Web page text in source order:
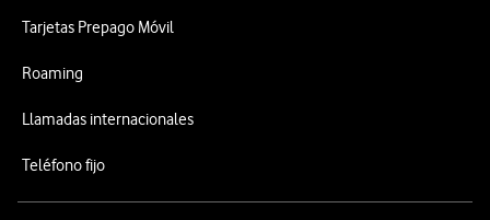
Tarjetas Prepago Móvil
Roaming
Llamadas internacionales
Teléfono fijo